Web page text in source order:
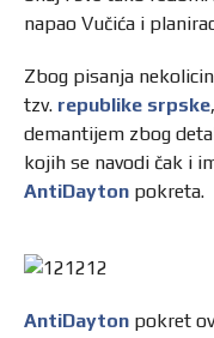
napao Vučića i
Zbog pisanja
tzv. republike srpske
demantijem zbog
kojih se navodi čak i
AntiDaytonpokreta.
AntiDaytonpokret